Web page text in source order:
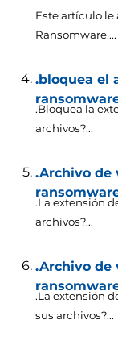
Este artículo le
Ransomware....
.bloquea el
.Bloquea la
archivos?...
.Archivo de
.La extensión
archivos?...
.Archivo de
.La extensión
sus archivos?...